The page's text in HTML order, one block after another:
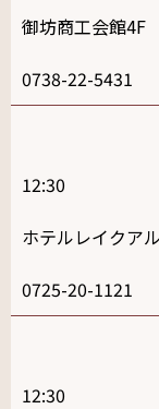
御坊商工会館4F
0738-22-5431
12:30
ホテルレイクア
0725-20-1121
12:30